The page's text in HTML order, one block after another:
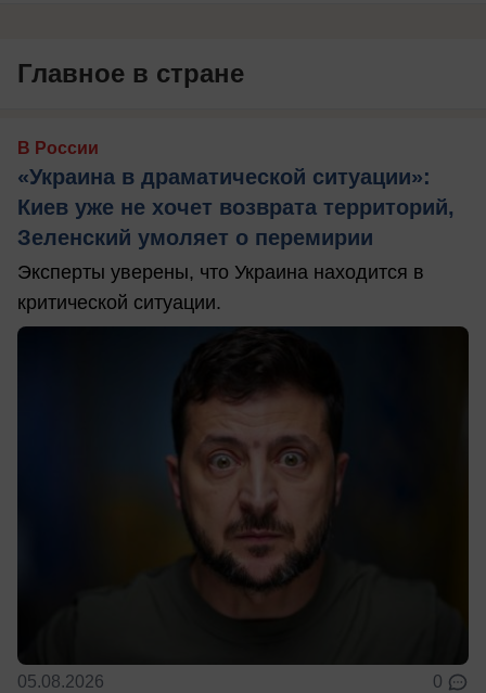
Главное в стране
В России
«Украина в драматической ситуации»:
Киев уже не хочет возврата территорий,
Зеленский умоляет о перемирии
Эксперты уверены, что Украина находится в
критической ситуации.
05.08.2026 0